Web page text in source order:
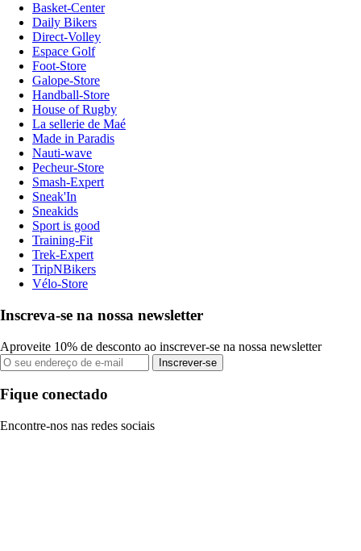
Basket-Center
Daily Bikers
Direct-Volley
Espace Golf
Foot-Store
Galope-Store
Handball-Store
House of Rugby
La sellerie de Maé
Made in Paradis
Nauti-wave
Pecheur-Store
Smash-Expert
Sneak'In
Sneakids
Sport is good
Training-Fit
Trek-Expert
TripNBikers
Vélo-Store
Inscreva-se na nossa newsletter
Aproveite 10% de desconto ao inscrever-se na nossa newsletter
Inscrever-se
Fique conectado
Encontre-nos nas redes sociais